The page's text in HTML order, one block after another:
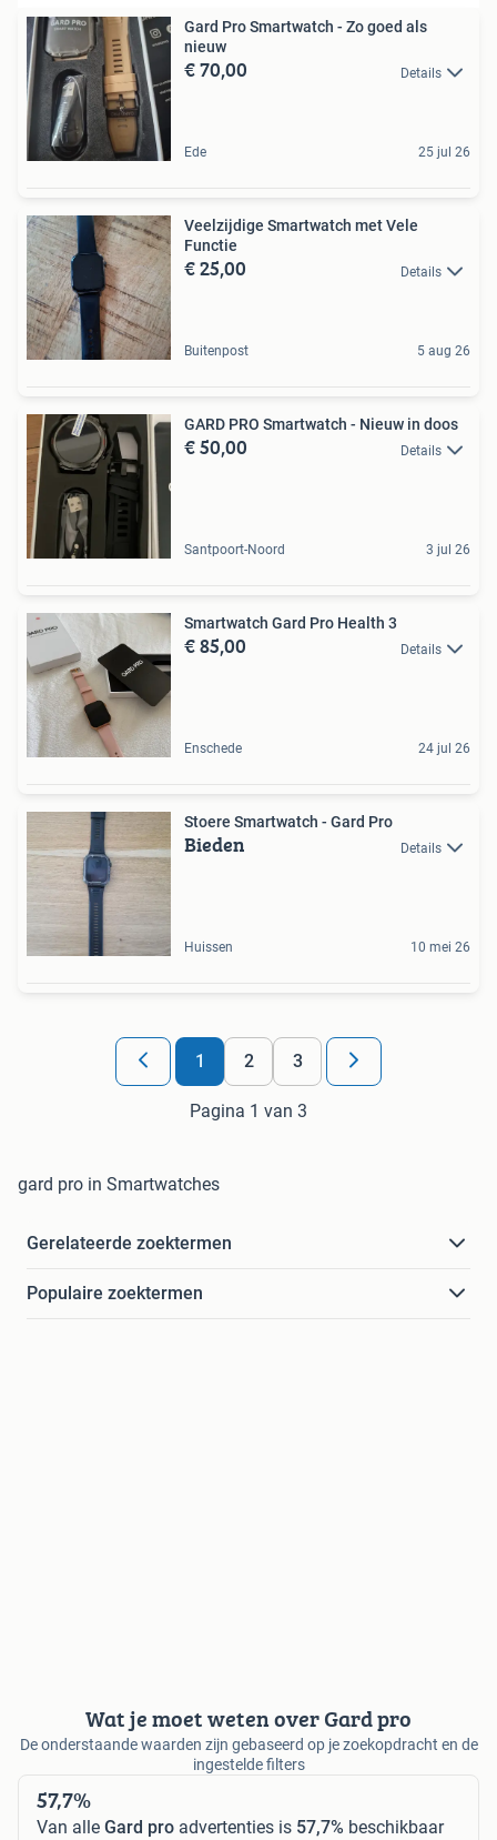
Gard Pro Smartwatch - Zo goed als
nieuw
€ 70,00 Details
Ede 25 jul 26
Veelzijdige Smartwatch met Vele
Functie
€ 25,00 Details
Buitenpost 5 aug 26
GARD PRO Smartwatch - Nieuw in doos
€ 50,00 Details
Santpoort-Noord 3 jul 26
Smartwatch Gard Pro Health 3
€ 85,00 Details
Enschede 24 jul 26
Stoere Smartwatch - Gard Pro
Bieden Details
Huissen 10 mei 26
1 2 3
Pagina 1 van 3
gard pro in Smartwatches
Gerelateerde zoektermen
Populaire zoektermen
Wat je moet weten over Gard pro
De onderstaande waarden zijn gebaseerd op je zoekopdracht en de
ingestelde filters
57,7%
Van alle Gard pro advertenties is 57,7% beschikbaar